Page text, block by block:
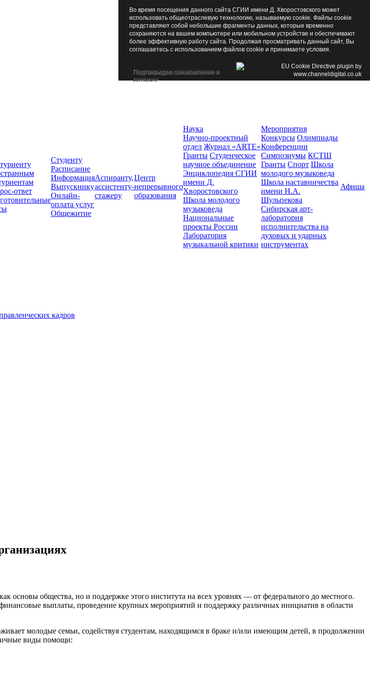
ответ
Студенту
Расписание
Информация
Выпускнику
Онлайн-
оплата услуг
Общежитие
Аспиранту,
ассистенту-
стажеру
Центр
непрерывного
образования
Наука
Научно-проектный
отдел Журнал «ARTE»
Гранты Студенческое
научное объединение
Энциклопедия СГИИ
имени Д.
Хворостовского
Школа молодого
музыковеда
Национальные
проекты России
Лаборатория
музыкальной критики
Мероприятия
Конкурсы Олимпиады
Конференции
Симпозиумы КСТШ
Гранты Спорт Школа
молодого музыковеда
Школа наставничества
имени Н.А.
Шульпекова
Сибирская арт-
лаборатория
исполнительства на
духовых и ударных
инструментах
Афиша
кадров
основы общества, но и поддержке этого института на всех уровнях — от федерального до местного.
выплаты, проведение крупных мероприятий и поддержку различных инициатив в области
молодые семьи, содействуя студентам, находящимся в браке и/или имеющим детей, в продолжении
виды помощи:
Во время посещения данного сайта СГИИ имени Д. Хворостовского может
использовать общеотраслевую технологию, называемую cookie. Файлы cookie
представляют собой небольшие фрагменты данных, которые временно
сохраняются на вашем компьютере или мобильном устройстве и обеспечивают
более эффективную работу сайта. Продолжая просматривать данный сайт, Вы
соглашаетесь с использованием файлов cookie и принимаете условия.
Подтверждаю ознакомление и
согласие